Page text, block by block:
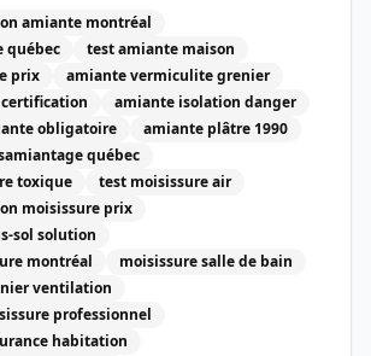
amiante montréal
québec
test amiante maison
prix
amiante vermiculite grenier
amiante isolation danger
obligatoire
amiante plâtre 1990
québec
toxique
test moisissure air
moisissure prix
sol solution
montréal
moisissure salle de bain
ventilation
professionnel
habitation